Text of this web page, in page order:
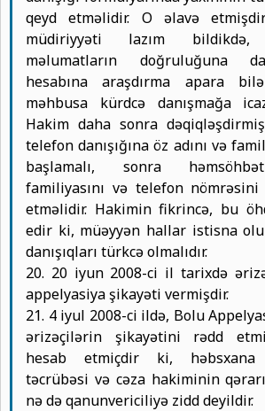
qeyd etməlidir. O əlavə
müdiriyyəti lazım bildikdə,
məlumatların doğruluğuna
hesabına araşdırma apara
məhbusa kürdcə danışmağa
Hakim daha sonra
telefon danışığına öz adını və
başlamalı, sonra
familiyasını və telefon
etməlidir. Hakimin fikrincə, bu
edir ki, müəyyən hallar istisna
danışıqları türkcə olmalıdır.
20. 20 iyun 2008-ci il tarixdə
appelyasiya şikayəti vermişdir.
21. 4 iyul 2008-ci ildə, Bolu
ərizəçilərin şikayətini rədd
hesab etmiçdir ki, həbsxana
təcrübəsi və cəza hakiminin
nə də qanunvericiliyə zidd deyildir.